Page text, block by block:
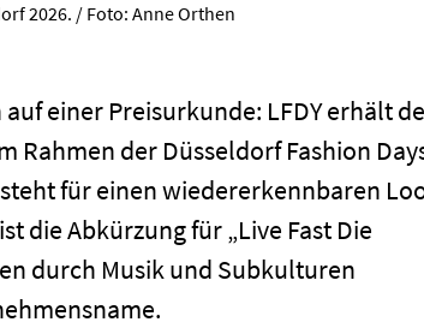
2026. / Foto: Anne Orthen
einer Preisurkunde: LFDY erhält
Rahmen der Düsseldorf Fashion
für einen wiedererkennbaren
die Abkürzung für „Live Fast Die
durch Musik und Subkulturen